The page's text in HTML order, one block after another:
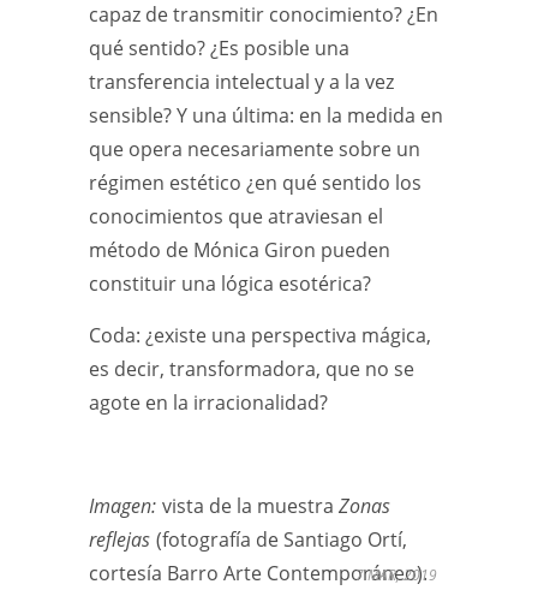
capaz de transmitir conocimiento? ¿En
qué sentido? ¿Es posible una
transferencia intelectual y a la vez
sensible? Y una última: en la medida en
que opera necesariamente sobre un
régimen estético ¿en qué sentido los
conocimientos que atraviesan el
método de Mónica Giron pueden
constituir una lógica esotérica?
Coda: ¿existe una perspectiva mágica,
es decir, transformadora, que no se
agote en la irracionalidad?
Imagen: vista de la muestra Zonas
reflejas (fotografía de Santiago Ortí,
cortesía Barro Arte Contemporáneo).
7 MAR, 2019